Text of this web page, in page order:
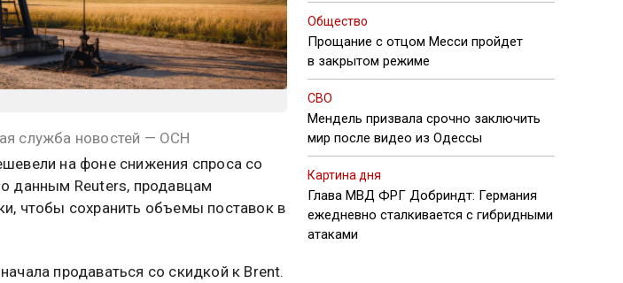
служба новостей — ОСН
на фоне снижения спроса со
данным Reuters, продавцам
чтобы сохранить объемы поставок в
продаваться со скидкой к Brent.
Общество
Прощание с отцом Месси пройдет
в закрытом режиме
СВО
Мендель призвала срочно заключить
мир после видео из Одессы
Картина дня
Глава МВД ФРГ Добриндт: Германия
ежедневно сталкивается с гибридными
атаками